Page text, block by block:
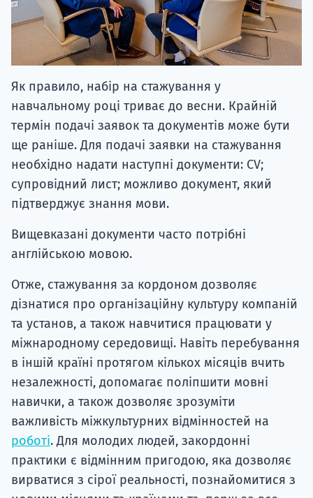
Як правило, набір на стажування у
навчальному році триває до весни. Крайній
термін подачі заявок та документів може бути
ще раніше. Для подачі заявки на стажування
необхідно надати наступні документи: CV;
супровідний лист; можливо документ, який
підтверджує знання мови.
Вищевказані документи часто потрібні
англійською мовою.
Отже, стажування за кордоном дозволяє
дізнатися про організаційну культуру компаній
та установ, а також навчитися працювати у
міжнародному середовищі. Навіть перебування
в іншій країні протягом кількох місяців вчить
незалежності, допомагає поліпшити мовні
навички, а також дозволяє зрозуміти
важливість міжкультурних відмінностей на
роботі. Для молодих людей, закордонні
практики є відмінним пригодою, яка дозволяє
вирватися з сірої реальності, познайомитися з